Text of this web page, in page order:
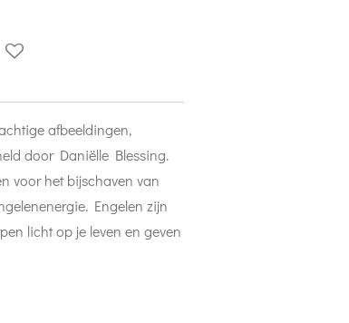
afbeeldingen,
door Daniëlle Blessing.
voor het bijschaven van
Engelen zijn
licht op je leven en geven